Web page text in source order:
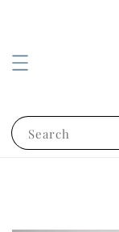
Search